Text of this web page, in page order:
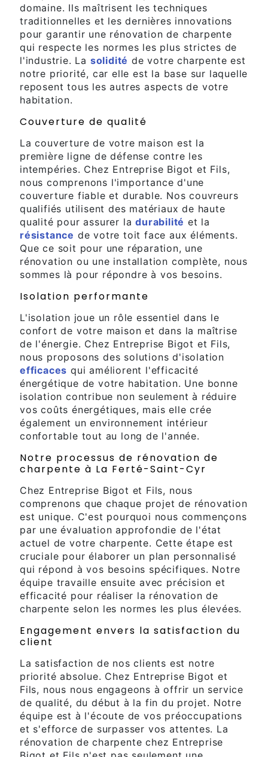
domaine. Ils maîtrisent les techniques
traditionnelles et les dernières innovations
pour garantir une rénovation de charpente
qui respecte les normes les plus strictes de
l'industrie. La solidité de votre charpente est
notre priorité, car elle est la base sur laquelle
reposent tous les autres aspects de votre
habitation.
Couverture de qualité
La couverture de votre maison est la
première ligne de défense contre les
intempéries. Chez Entreprise Bigot et Fils,
nous comprenons l'importance d'une
couverture fiable et durable. Nos couvreurs
qualifiés utilisent des matériaux de haute
qualité pour assurer ladurabilité et la
résistance de votre toit face aux éléments.
Que ce soit pour une réparation, une
rénovation ou une installation complète, nous
sommes là pour répondre à vos besoins.
Isolation performante
L'isolation joue un rôle essentiel dans le
confort de votre maison et dans la maîtrise
de l'énergie. Chez Entreprise Bigot et Fils,
nous proposons des solutions d'isolation
efficaces qui améliorent l'efficacité
énergétique de votre habitation. Une bonne
isolation contribue non seulement à réduire
vos coûts énergétiques, mais elle crée
également un environnement intérieur
confortable tout au long de l'année.
Notre processus de rénovation de
charpente à La Ferté-Saint-Cyr
Chez Entreprise Bigot et Fils, nous
comprenons que chaque projet de rénovation
est unique. C'est pourquoi nous commençons
par une évaluation approfondie de l'état
actuel de votre charpente. Cette étape est
cruciale pour élaborer un plan personnalisé
qui répond à vos besoins spécifiques. Notre
équipe travaille ensuite avec précision et
efficacité pour réaliser la rénovation de
charpente selon les normes les plus élevées.
Engagement envers la satisfaction du
client
La satisfaction de nos clients est notre
priorité absolue. Chez Entreprise Bigot et
Fils, nous nous engageons à offrir un service
de qualité, du début à la fin du projet. Notre
équipe est à l'écoute de vos préoccupations
et s'efforce de surpasser vos attentes. La
rénovation de charpente chez Entreprise